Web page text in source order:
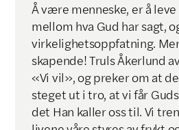
Å være menneske, er å
mellom hva Gud har sagt,
virkelighetsoppfatning.
skapende! Truls Åkerlund
«Vi vil», og preker om at
steget ut i tro, at vi får
det Han kaller oss til. Vi